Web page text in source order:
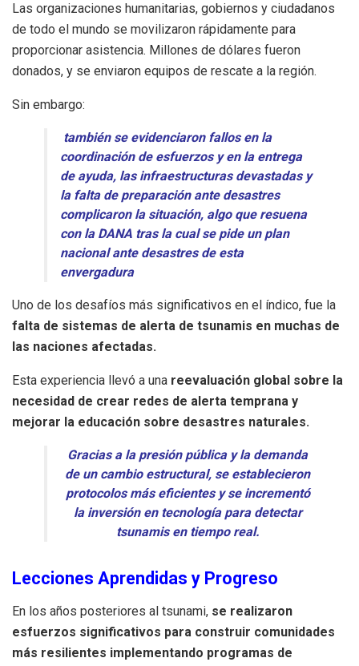
Las organizaciones humanitarias, gobiernos y ciudadanos
de todo el mundo se movilizaron rápidamente para
proporcionar asistencia. Millones de dólares fueron
donados, y se enviaron equipos de rescate a la región.
Sin embargo:
también se evidenciaron fallos en la
coordinación de esfuerzos y en la entrega
de ayuda, las infraestructuras devastadas y
la falta de preparación ante desastres
complicaron la situación, algo que resuena
con la DANA tras la cual se pide un plan
nacional ante desastres de esta
envergadura
Uno de los desafíos más significativos en el índico, fue la
falta de sistemas de alerta de tsunamis en muchas de
las naciones afectadas.
Esta experiencia llevó a una reevaluación global sobre la
necesidad de crear redes de alerta temprana y
mejorar la educación sobre desastres naturales.
Gracias a la presión pública y la demanda
de un cambio estructural, se establecieron
protocolos más eficientes y se incrementó
la inversión en tecnología para detectar
tsunamis en tiempo real.
Lecciones Aprendidas y Progreso
En los años posteriores al tsunami, se realizaron
esfuerzos significativos para construir comunidades
más resilientes implementando programas de